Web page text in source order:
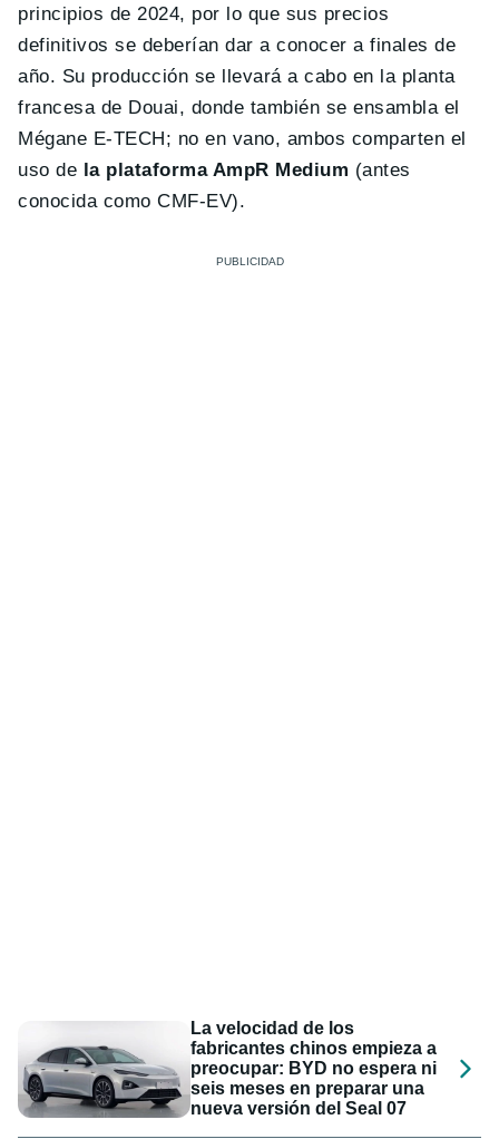
principios de 2024, por lo que sus precios
definitivos se deberían dar a conocer a finales de
año. Su producción se llevará a cabo en la planta
francesa de Douai, donde también se ensambla el
Mégane E-TECH; no en vano, ambos comparten el
uso de la plataforma AmpR Medium (antes
conocida como CMF-EV).
La velocidad de los
fabricantes chinos empieza a
preocupar: BYD no espera ni
seis meses en preparar una
nueva versión del Seal 07